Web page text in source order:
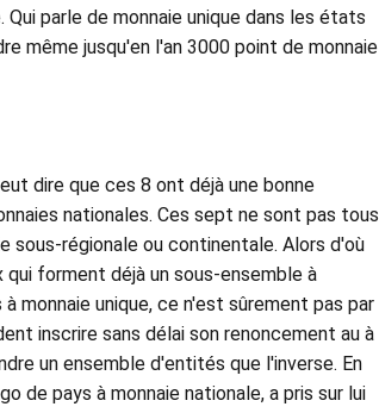
parle de monnaie unique dans les états
même jusqu'en l'an 3000 point de monnaie
dire que ces 8 ont déjà une bonne
nationales. Ces sept ne sont pas tous
régionale ou continentale. Alors d'où
forment déjà un sous-ensemble à
monnaie unique, ce n'est sûrement pas par
inscrire sans délai son renoncement au à
un ensemble d'entités que l'inverse. En
de pays à monnaie nationale, a pris sur lui